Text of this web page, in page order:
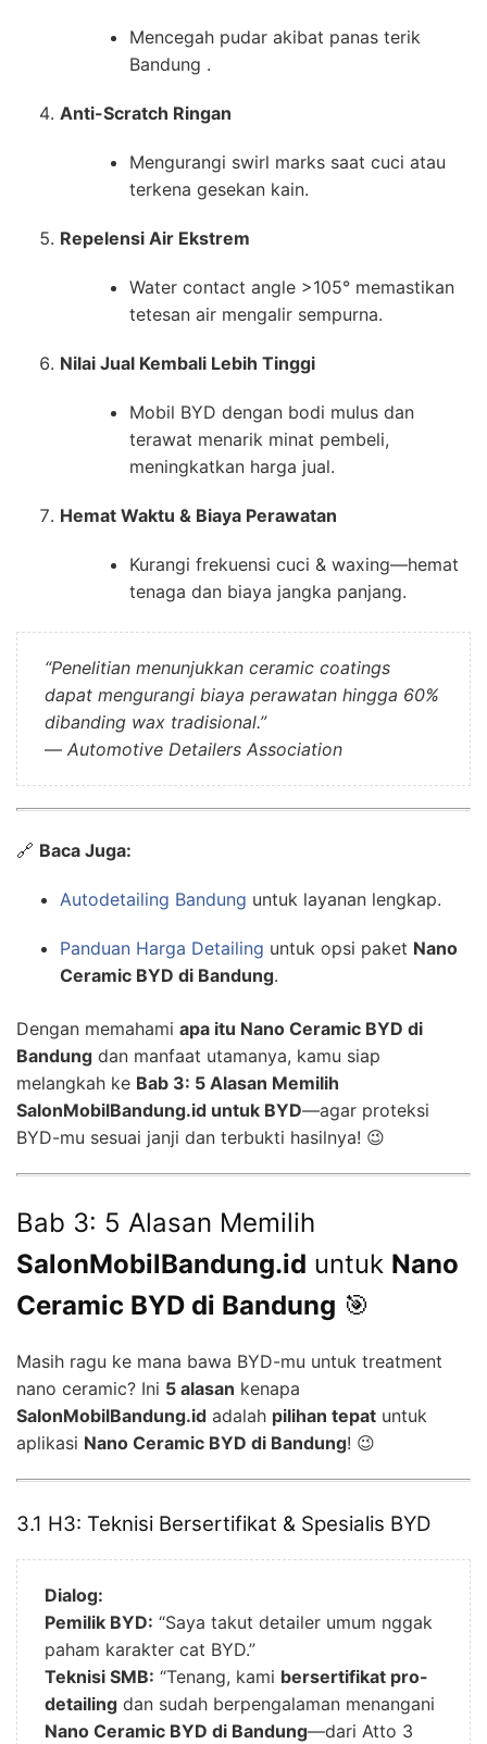
Mencegah pudar akibat panas terik
Bandung .
Anti-Scratch Ringan
Mengurangi swirl marks saat cuci atau
terkena gesekan kain.
Repelensi Air Ekstrem
Water contact angle >105° memastikan
tetesan air mengalir sempurna.
Nilai Jual Kembali Lebih Tinggi
Mobil BYD dengan bodi mulus dan
terawat menarik minat pembeli,
meningkatkan harga jual.
Hemat Waktu & Biaya Perawatan
Kurangi frekuensi cuci & waxing—hemat
tenaga dan biaya jangka panjang.
“Penelitian menunjukkan ceramic coatings
dapat mengurangi biaya perawatan hingga 60%
dibanding wax tradisional.”
— Automotive Detailers Association
🔗 Baca Juga:
Autodetailing Bandung untuk layanan lengkap.
Panduan Harga Detailing untuk opsi paket Nano
Ceramic BYD di Bandung.
Dengan memahami apa itu Nano Ceramic BYD di
Bandung dan manfaat utamanya, kamu siap
melangkah ke Bab 3: 5 Alasan Memilih
SalonMobilBandung.id untuk BYD—agar proteksi
BYD-mu sesuai janji dan terbukti hasilnya! 😉
Bab 3: 5 Alasan Memilih
SalonMobilBandung.id untuk Nano
Ceramic BYD di Bandung 🎯
Masih ragu ke mana bawa BYD-mu untuk treatment
nano ceramic? Ini 5 alasan kenapa
SalonMobilBandung.id adalah pilihan tepat untuk
aplikasi Nano Ceramic BYD di Bandung! 😉
3.1 H3: Teknisi Bersertifikat & Spesialis BYD
Dialog:
Pemilik BYD: “Saya takut detailer umum nggak
paham karakter cat BYD.”
Teknisi SMB: “Tenang, kami bersertifikat pro-
detailing dan sudah berpengalaman menangani
Nano Ceramic BYD di Bandung—dari Atto 3